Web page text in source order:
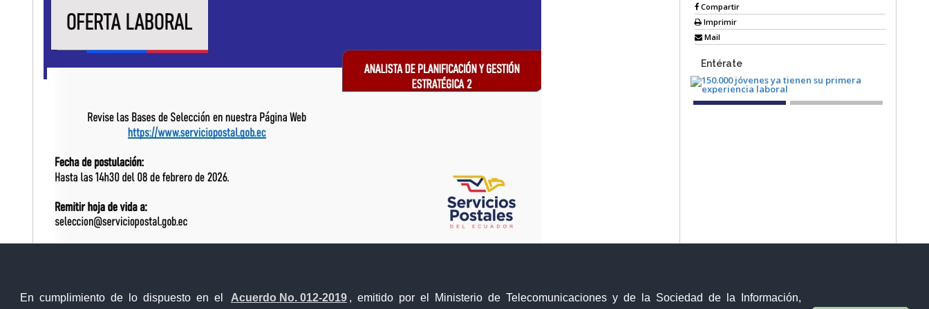
En cumplimiento de lo dispuesto en el Acuerdo No. 012-2019 , emitido por el Ministerio de Telecomunicaciones y de la Sociedad de la Información,
Compartir
Imprimir
Mail
Entérate
Sistema Nacional de Información (SNI)